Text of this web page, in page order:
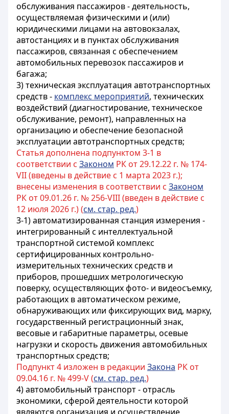
обслуживания пассажиров - деятельность,
осуществляемая физическими и (или)
юридическими лицами на автовокзалах,
автостанциях и в пунктах обслуживания
пассажиров, связанная с обеспечением
автомобильных перевозок пассажиров и
багажа;
3) техническая эксплуатация автотранспортных
средств - комплекс мероприятий, технических
воздействий (диагностирование, техническое
обслуживание, ремонт), направленных на
организацию и обеспечение безопасной
эксплуатации автотранспортных средств;
Статья дополнена подпунктом 3-1 в
соответствии с Законом РК от 29.12.22 г. № 174-
VII (введены в действие с 1 марта 2023 г.);
внесены изменения в соответствии с Законом
РК от 09.01.26 г. № 256-VIII (введен в действие с
12 июля 2026 г.) (см. стар. ред.)
3-1) автоматизированная станция измерения -
интегрированный с интеллектуальной
транспортной системой комплекс
сертифицированных контрольно-
измерительных технических средств и
приборов, прошедших метрологическую
поверку, осуществляющих фото- и видеосъемку,
работающих в автоматическом режиме,
обнаруживающих или фиксирующих вид, марку,
государственный регистрационный знак,
весовые и габаритные параметры, осевые
нагрузки и скорость движения автомобильных
транспортных средств;
Подпункт 4 изложен в редакции Закона РК от
09.04.16 г. № 499-V (см. стар. ред.)
4) автомобильный транспорт - отрасль
экономики, сферой деятельности которой